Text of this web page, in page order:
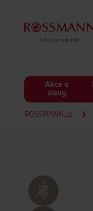
Akce a
slevy
ROSSMANN.cz